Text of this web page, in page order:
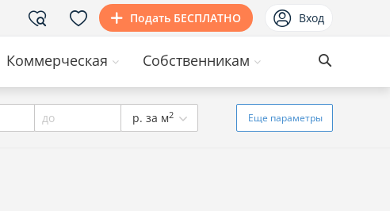
Подать БЕСПЛАТНО Вход
Коммерческая Собственникам
до р. за м2 Еще параметры